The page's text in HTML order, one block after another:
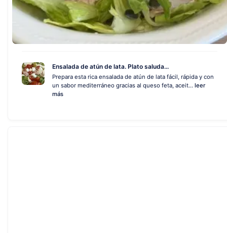
Ensalada de atún de lata. Plato saluda...
Prepara esta rica ensalada de atún de lata fácil, rápida y con
un sabor mediterráneo gracias al queso feta, aceit... leer
más